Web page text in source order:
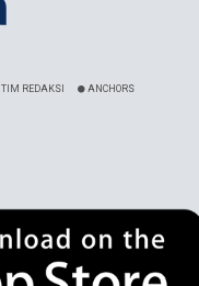
TIM REDAKSI ANCHORS